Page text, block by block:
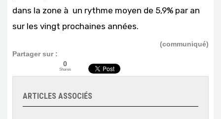
dans la zone à un rythme moyen de 5,9% par an
sur les vingt prochaines années.
(communiqué)
Partager sur :
0
Shares
ARTICLES ASSOCIÉS